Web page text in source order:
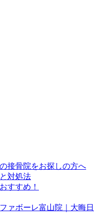
接骨院をお探しの方へ
対処法
すすめ！
ァボーレ富山院｜大晦